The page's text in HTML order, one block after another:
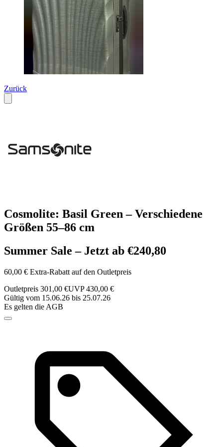
Zurück
Cosmolite: Basil Green – Verschiedene
Größen 55–86 cm
Summer Sale – Jetzt ab €240,80
60,00 € Extra-Rabatt auf den Outletpreis
Outletpreis 301,00 €UVP 430,00 €
Gültig vom 15.06.26 bis 25.07.26
Es gelten die AGB